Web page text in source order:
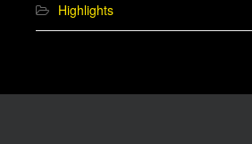
Highlights